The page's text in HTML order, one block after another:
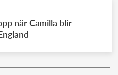
KUNGAHUS
när Camilla blir